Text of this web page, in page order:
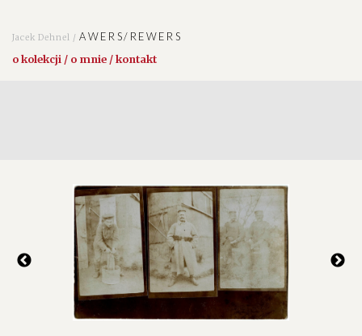
Jacek Dehnel /AWERS/REWERS
o kolekcji / o mnie / kontakt